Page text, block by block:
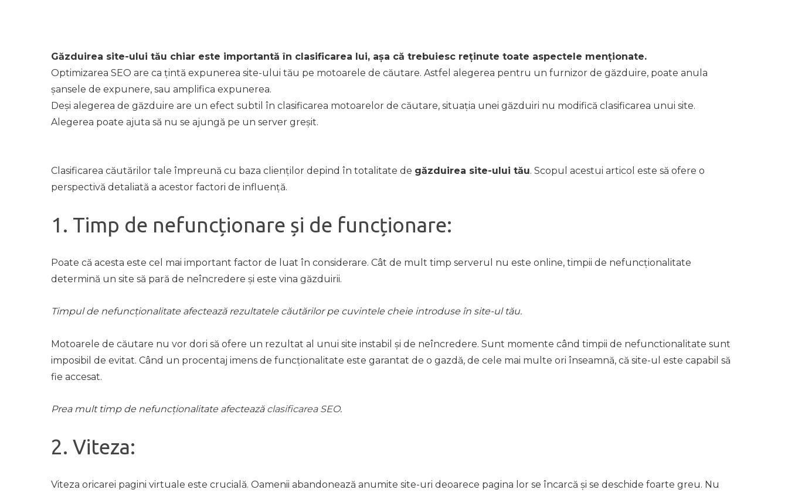
Găzduirea site-ului tău chiar este importantă în clasificarea lui, așa că trebuiesc reținute toate aspectele menționate.
Optimizarea SEO are ca țintă expunerea site-ului tău pe motoarele de căutare. Astfel alegerea pentru un furnizor de găzduire, poate anula
șansele de expunere, sau amplifica expunerea.
Deși alegerea de găzduire are un efect subtil în clasificarea motoarelor de căutare, situația unei găzduiri nu modifică clasificarea unui site.
Alegerea poate ajuta să nu se ajungă pe un server greșit.
Clasificarea căutărilor tale împreună cu baza clienților depind în totalitate de găzduirea site-ului tău. Scopul acestui articol este să ofere o
perspectivă detaliată a acestor factori de influență.
1. Timp de nefuncționare și de funcționare:
Poate că acesta este cel mai important factor de luat în considerare. Cât de mult timp serverul nu este online, timpii de nefuncționalitate
determină un site să pară de neîncredere și este vina găzduirii.
Timpul de nefuncționalitate afectează rezultatele căutărilor pe cuvintele cheie introduse în site-ul tău.
Motoarele de căutare nu vor dori să ofere un rezultat al unui site instabil și de neîncredere. Sunt momente când timpii de nefunctionalitate sunt
imposibil de evitat. Când un procentaj imens de funcționalitate este garantat de o gazdă, de cele mai multe ori înseamnă, că site-ul este capabil să
fie accesat.
Prea mult timp de nefuncționalitate afectează clasificarea SEO.
2. Viteza:
Viteza oricarei pagini virtuale este crucială. Oamenii abandonează anumite site-uri deoarece pagina lor se încarcă și se deschide foarte greu. Nu